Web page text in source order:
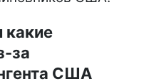
какие
за
США